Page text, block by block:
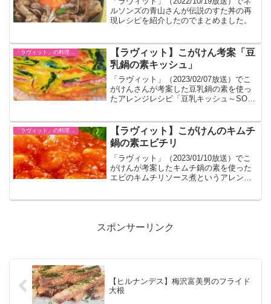
ルソンズの青山さんが伝説のすた丼の再
現レシピを紹介したのでまとめました。
【ラヴィット】こがけん考案「豆
乳鍋の素キッシュ」
「ラヴィット」（2023/02/07放送）でこ
がけんさんが考案した豆乳鍋の素を使っ
たアレンジレシピ「豆乳キッシュ～SOY
「ラヴィット」の料理レシピ一覧
【ラヴィット】こがけんのキムチ
鍋の素エビチリ
「ラヴィット」（2023/01/10放送）でこ
がけんが考案したキムチ鍋の素を使った
エビのキムチリソース煮というアレンジ
スポンサーリンク
【ヒルナンデス】梅沢富美男のフライド
大根